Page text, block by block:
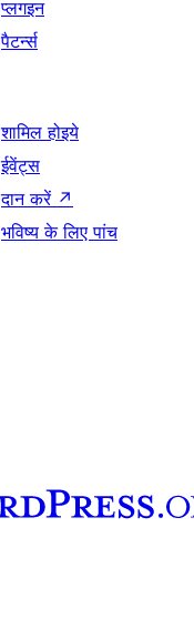
प्लगइन
पैटर्न्स
शामिल होइये
ईवेंट्स
दान करें ↗
भविष्य के लिए पांच